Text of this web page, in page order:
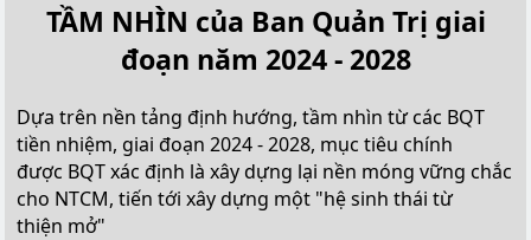
TẦM NHÌN của Ban Quản Trị giai
đoạn năm 2024 - 2028
Dựa trên nền tảng định hướng, tầm nhìn từ các BQT
tiền nhiệm, giai đoạn 2024 - 2028, mục tiêu chính
được BQT xác định là xây dựng lại nền móng vững chắc
cho NTCM, tiến tới xây dựng một "hệ sinh thái từ
thiện mở"